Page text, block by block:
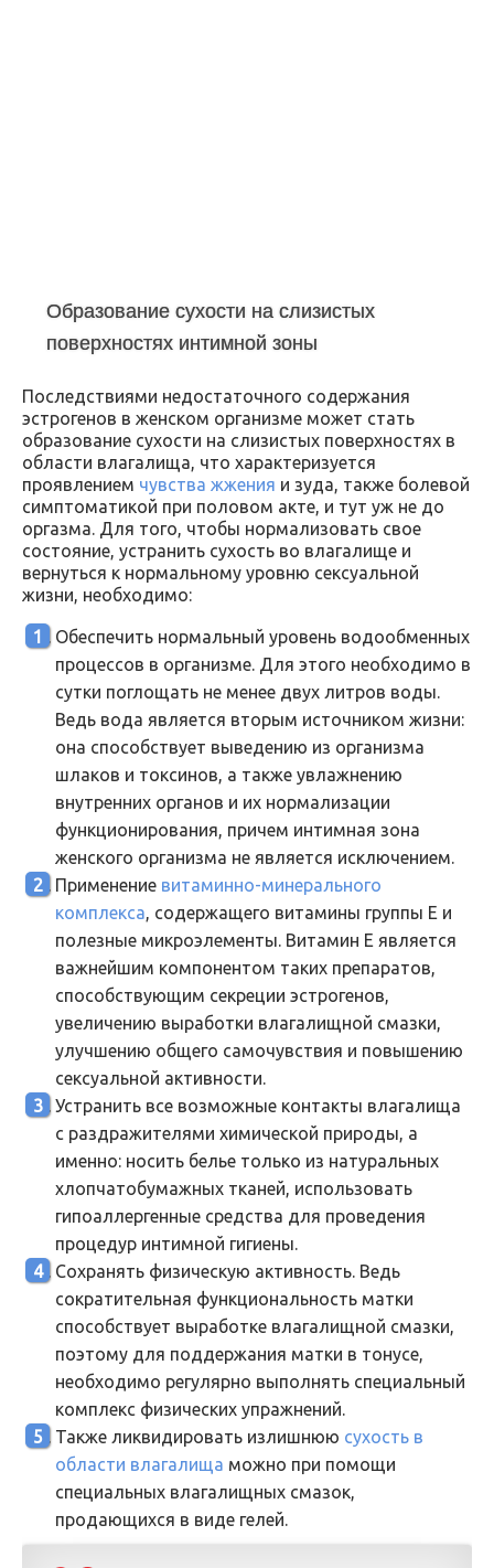
Образование сухости на слизистых
поверхностях интимной зоны
Последствиями недостаточного содержания
эстрогенов в женском организме может стать
образование сухости на слизистых поверхностях в
области влагалища, что характеризуется
проявлением чувства жжения и зуда, также болевой
симптоматикой при половом акте, и тут уж не до
оргазма. Для того, чтобы нормализовать свое
состояние, устранить сухость во влагалище и
вернуться к нормальному уровню сексуальной
жизни, необходимо:
Обеспечить нормальный уровень водообменных
процессов в организме. Для этого необходимо в
сутки поглощать не менее двух литров воды.
Ведь вода является вторым источником жизни:
она способствует выведению из организма
шлаков и токсинов, а также увлажнению
внутренних органов и их нормализации
функционирования, причем интимная зона
женского организма не является исключением.
Применение витаминно-минерального
комплекса, содержащего витамины группы Е и
полезные микроэлементы. Витамин Е является
важнейшим компонентом таких препаратов,
способствующим секреции эстрогенов,
увеличению выработки влагалищной смазки,
улучшению общего самочувствия и повышению
сексуальной активности.
Устранить все возможные контакты влагалища
с раздражителями химической природы, а
именно: носить белье только из натуральных
хлопчатобумажных тканей, использовать
гипоаллергенные средства для проведения
процедур интимной гигиены.
Сохранять физическую активность. Ведь
сократительная функциональность матки
способствует выработке влагалищной смазки,
поэтому для поддержания матки в тонусе,
необходимо регулярно выполнять специальный
комплекс физических упражнений.
Также ликвидировать излишнюю сухость в
области влагалища можно при помощи
специальных влагалищных смазок,
продающихся в виде гелей.